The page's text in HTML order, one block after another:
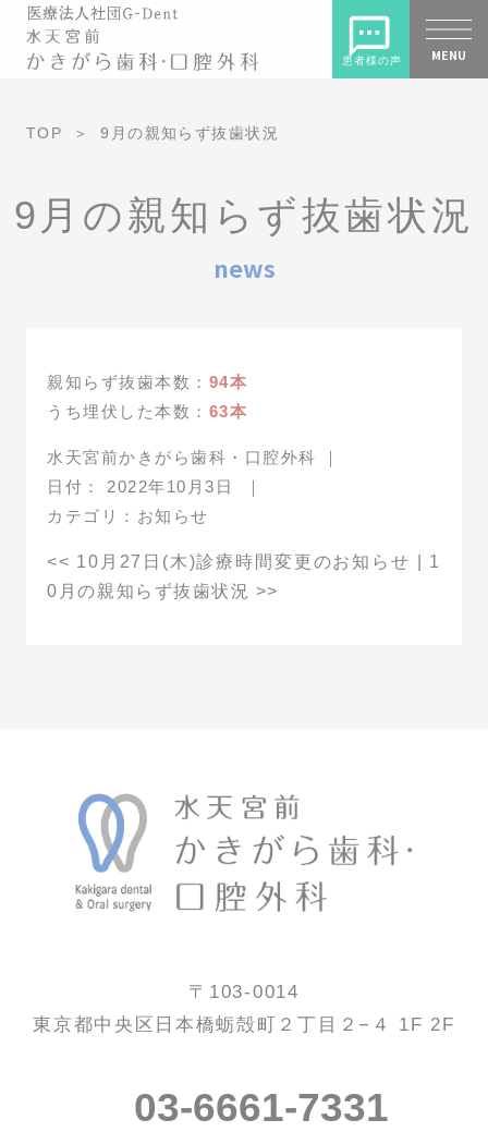
TOP 9月の親知らず抜歯状況
9月の親知らず抜歯状況
news
親知らず抜歯本数： 94本
うち埋伏した本数： 63本
水天宮前かきがら歯科・口腔外科
｜
日付： 2022年10月3日
｜
カテゴリ： お知らせ
<< 10月27日(木)診療時間変更のお知らせ
1
0月の親知らず抜歯状況 >>
〒103-0014
東京都中央区日本橋蛎殻町２丁目２−４ 1F 2F
03-6661-7331
MENU
患者様の声